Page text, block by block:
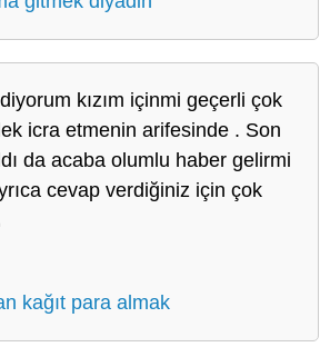
kızım içinmi geçerli çok
icra etmenin arifesinde . Son
da acaba olumlu haber gelirmi
cevap verdiğiniz için çok
kağıt para almak